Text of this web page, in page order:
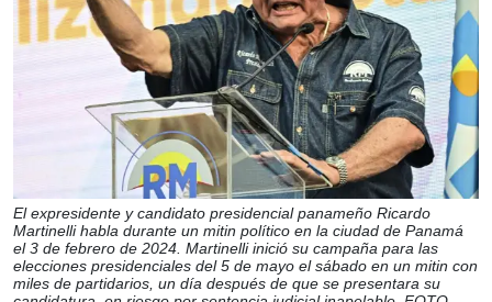
El expresidente y candidato presidencial panameño Ricardo
Martinelli habla durante un mitin político en la ciudad de Panamá
el 3 de febrero de 2024. Martinelli inició su campaña para las
elecciones presidenciales del 5 de mayo el sábado en un mitin con
miles de partidarios, un día después de que se presentara su